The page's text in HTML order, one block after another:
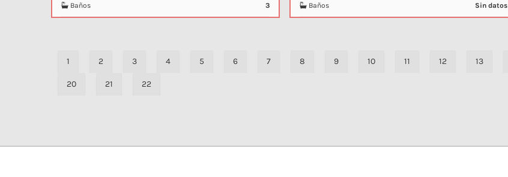
Baños 3 Baños Sin datos
1 2 3 4 5 6 7 8 9 10 11 12 13
20 21 22